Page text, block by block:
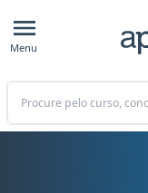
Menu
Buscar